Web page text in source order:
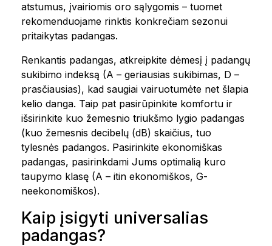
atstumus, įvairiomis oro sąlygomis – tuomet
rekomenduojame rinktis konkrečiam sezonui
pritaikytas padangas.
Renkantis padangas, atkreipkite dėmesį į padangų
sukibimo indeksą (A – geriausias sukibimas, D –
prasčiausias), kad saugiai vairuotumėte net šlapia
kelio danga. Taip pat pasirūpinkite komfortu ir
išsirinkite kuo žemesnio triukšmo lygio padangas
(kuo žemesnis decibelų (dB) skaičius, tuo
tylesnės padangos. Pasirinkite ekonomiškas
padangas, pasirinkdami Jums optimalią kuro
taupymo klasę (A – itin ekonomiškos, G-
neekonomiškos).
Kaip įsigyti universalias
padangas?